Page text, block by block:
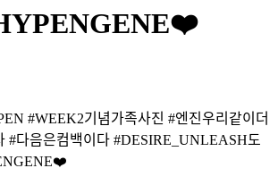
#WEEK2기념가족사진 #엔진우리같이더
#다음은컴백이다 #DESIRE_UNLEASH도